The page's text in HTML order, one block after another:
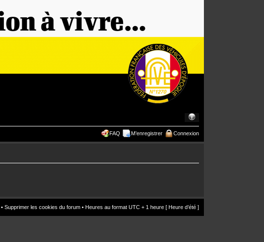
FAQ M’enregistrer Connexion
• Supprimer les cookies du forum • Heures au format UTC + 1 heure [ Heure d’été ]